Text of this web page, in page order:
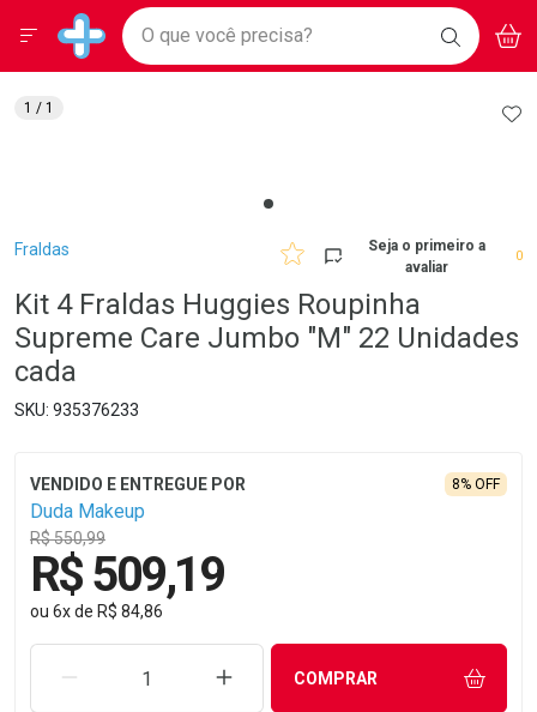
Drogarias Pacheco
Baixe nosso APP e aproveite Ofertas Exclusivas!
BAIXE
O APP
Ir direto para a home
pela página
Ir direto para o conteúdo
Ir direto para a busca
Ir direto para a conta
Faça a sua busca
O que você precisa? BUSCAR
Menu
Breadcrumb
Fraldas
Seja o primeiro a
avaliar
0
Kit 4 Fraldas Huggies Roupinha
Supreme Care Jumbo "M" 22 Unidades
cada
935376233
Duda Makeup
R$ 550,99
8% OFF
R$ 509,19
ou 6xde R$ 84,86
REMOVER UMA UNIDADEAUMENTAR UMA UNIDADE
COMPRAR
1 / 1